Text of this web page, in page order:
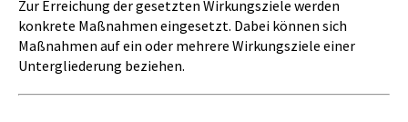
Zur Erreichung der gesetzten Wirkungsziele werden
konkrete Maßnahmen eingesetzt. Dabei können sich
Maßnahmen auf ein oder mehrere Wirkungsziele einer
Untergliederung beziehen.